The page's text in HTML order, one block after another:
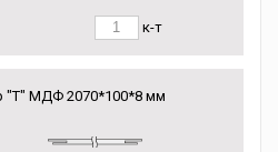
к-т
"Т" МДФ 2070*100*8 мм